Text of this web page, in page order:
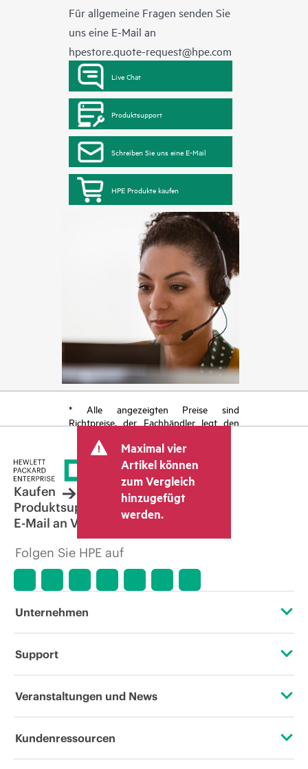
Für allgemeine Fragen senden Sie
uns eine E-Mail an
hpestore.quote-request@hpe.com
Live Chat
Produktsupport
Schreiben Sie uns eine E-Mail
HPE Produkte kaufen
* Alle angezeigten Preise sind
Richtpreise, der Fachhändler legt den
kann weitere Gebühren wie
Mehrwertsteuer und Versandkosten
berücksichtigen. Der vom Fachhändler
festgelegte Transaktionspreis kann von
dem anderer Fachhändler und dem
angezeigten Richtpreis abweichen. Die
Richtpreise können zeitlich begrenzte
Sonderangebote enthalten. HPE behält
sich das Recht vor, jederzeit
Marktbedingungen, der Einstellung von
Produktverfügbarkeit, dem Ende der
Lebensdauer von Werbeaktionen und
Maximal vier
Artikel können
zum Vergleich
hinzugefügt
werden.
Kaufen
Produktsupport
E-Mail an Vertrieb
Folgen Sie HPE auf
Unternehmen
Über HPE
Unternehmensverantwortung
Support
Operational Support Services
Veranstaltungen und News
Veranstaltungen
Kundenressourcen